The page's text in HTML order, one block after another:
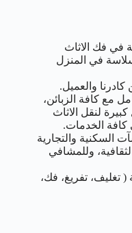
في فك الاثاث
في المنزل
كادرنا والعميل.
مع كافة الزبائن،
لنقل الاثاث
كافة الخدمات.
السكنية والتجارية
وللمشافي
تغليف، تفريغ، فك،